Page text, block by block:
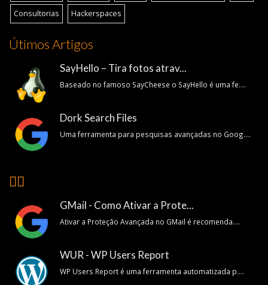
Consultorias Hackerspaces
Útimos Artigos
SayHello – Tira fotos atrav...
Baseado no famoso SayCheese o SayHello é uma fe....
Dork Search Files
Uma ferramenta para pesquisas avançadas no Goog....
👍🏽
GMail - Como Ativar a Prote...
Ativar a Proteção Avançada no GMail é recomenda....
WUR - WP Users Report
WP Users Report é uma ferramenta automatizada p....